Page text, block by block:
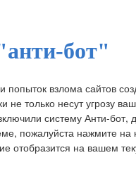
бот"
попыток взлома сайтов
только несут угрозу
систему Анти-бот,
пожалуйста нажмите на
отобразится на вашем